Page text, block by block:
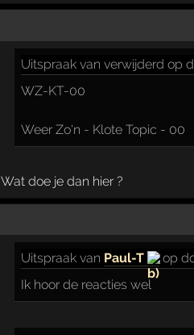
Uitspraakvan verwijderd op
WZ-KT-00
Weer Zo'n - Klote Topic - 00
Wat doe je dan hier ?
Uitspraakvan Paul-T op
Ik hoor de reacties wel